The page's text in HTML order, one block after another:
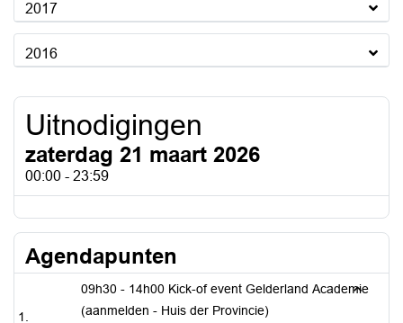
2017
2016
Uitnodigingen
zaterdag 21 maart 2026
00:00 - 23:59
Agendapunten
09h30 - 14h00 Kick-of event Gelderland Academie
(aanmelden - Huis der Provincie)